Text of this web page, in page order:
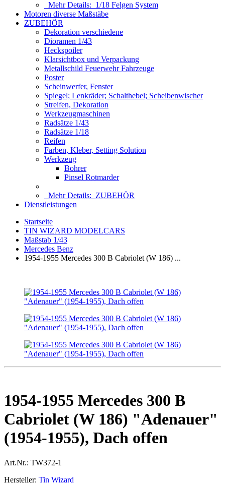
Mehr Details: 1/18 Felgen System
Motoren diverse Maßstäbe
ZUBEHÖR
Dekoration verschiedene
Dioramen 1/43
Heckspoiler
Klarsichtbox und Verpackung
Metallschild Feuerwehr Fahrzeuge
Poster
Scheinwerfer, Fenster
Spiegel; Lenkräder; Schalthebel; Scheibenwischer
Streifen, Dekoration
Werkzeugmaschinen
Radsätze 1/43
Radsätze 1/18
Reifen
Farben, Kleber, Setting Solution
Werkzeug
Bohrer
Pinsel Rotmarder
Mehr Details: ZUBEHÖR
Dienstleistungen
Startseite
TIN WIZARD MODELCARS
Maßstab 1/43
Mercedes Benz
1954-1955 Mercedes 300 B Cabriolet (W 186) ...
1954-1955 Mercedes 300 B
Cabriolet (W 186) "Adenauer"
(1954-1955), Dach offen
Art.Nr.: TW372-1
Hersteller: Tin Wizard